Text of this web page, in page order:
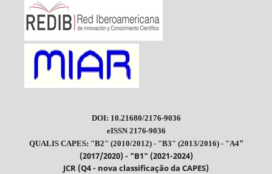
DOI: 10.21680/2176-9036
eISSN 2176-9036
QUALIS CAPES: "B2" (2010/2012) - "B3" (2013/2016) - "A4"
(2017/2020) - "B1" (2021-2024)
JCR (Q4 - nova classificação da CAPES)